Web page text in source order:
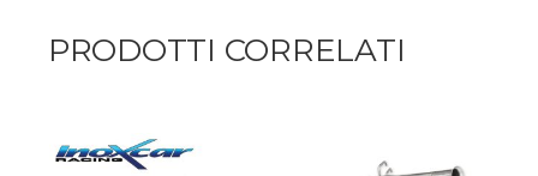
PRODOTTI CORRELATI